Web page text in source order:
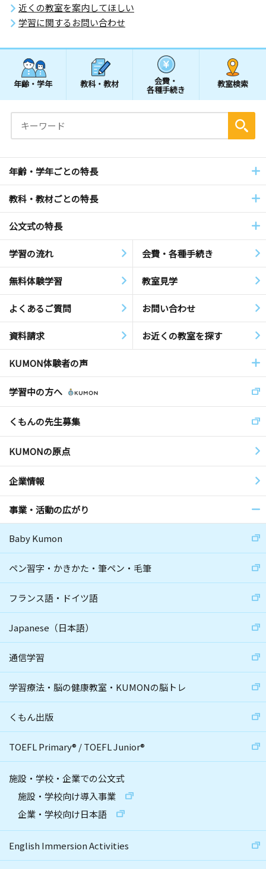
近くの教室を案内してほしい
学習に関するお問い合わせ
年齢・学年 教科・教材 会費・
各種手続き
教室検索
年齢・学年ごとの特長
教科・教材ごとの特長
公文式の特長
学習の流れ 会費・各種手続き
無料体験学習 教室見学
よくあるご質問 お問い合わせ
資料請求 お近くの教室を探す
KUMON体験者の声
学習中の方へ
くもんの先生募集
KUMONの原点
企業情報
事業・活動の広がり
Baby Kumon
ペン習字・かきかた・筆ペン・毛筆
フランス語・ドイツ語
Japanese（日本語）
通信学習
学習療法・脳の健康教室・KUMONの脳トレ
くもん出版
TOEFL Primary® /TOEFL Junior®
施設・学校・企業での公文式
施設・学校向け導入事業
企業・学校向け日本語
English Immersion Activities